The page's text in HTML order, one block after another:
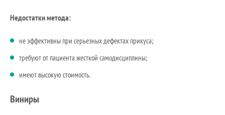
Недостатки метода:
не эффективны при серьезных дефектах прикуса;
требуют от пациента жесткой самодисциплины;
имеют высокую стоимость.
Виниры